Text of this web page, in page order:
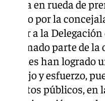
en rueda de
por la
a la
formado parte de
pues han logrado
trabajo y esfuerzo,
asuntos públicos,